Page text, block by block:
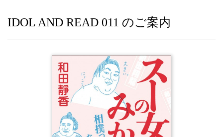
IDOL AND READ 011 のご案内